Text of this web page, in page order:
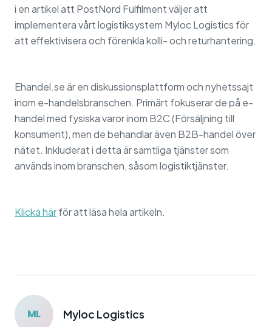
i en artikel att PostNord Fulfilment väljer att
implementera vårt logistiksystem Myloc Logistics för
att effektivisera och förenkla kolli- och returhantering.
Ehandel.se är en diskussionsplattform och nyhetssajt
inom e-handelsbranschen. Primärt fokuserar de på e-
handel med fysiska varor inom B2C (Försäljning till
konsument), men de behandlar även B2B-handel över
nätet. Inkluderat i detta är samtliga tjänster som
används inom branschen, såsom logistiktjänster.
Klicka härför att läsa hela artikeln.
ML Myloc Logistics